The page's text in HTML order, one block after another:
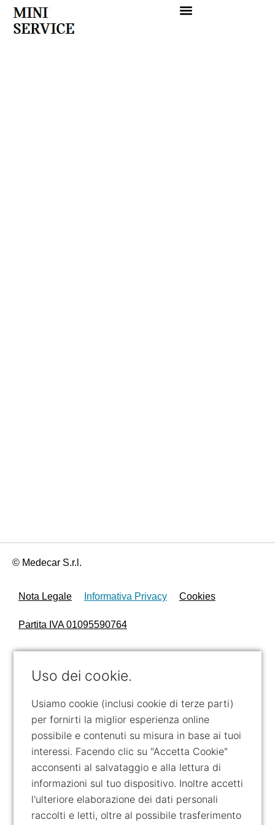
Uso dei cookie.
Usiamo cookie (inclusi cookie di terze parti)
per fornirti la miglior esperienza online
possibile e contenuti su misura in base ai tuoi
interessi. Facendo clic su "Accetta Cookie"
acconsenti al salvataggio e alla lettura di
informazioni sul tuo dispositivo. Inoltre accetti
l'ulteriore elaborazione dei dati personali
raccolti e letti, oltre al possibile trasferimento
© Medecar S.r.l.
Nota Legale Informativa Privacy Cookies
Partita IVA 01095590764